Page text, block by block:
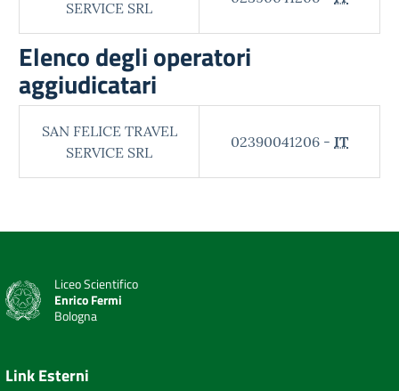
SERVICE SRL
Elenco degli operatori
aggiudicatari
SAN FELICE TRAVEL
SERVICE SRL
02390041206 - IT
Liceo Scientifico
Enrico Fermi
Bologna
Link Esterni